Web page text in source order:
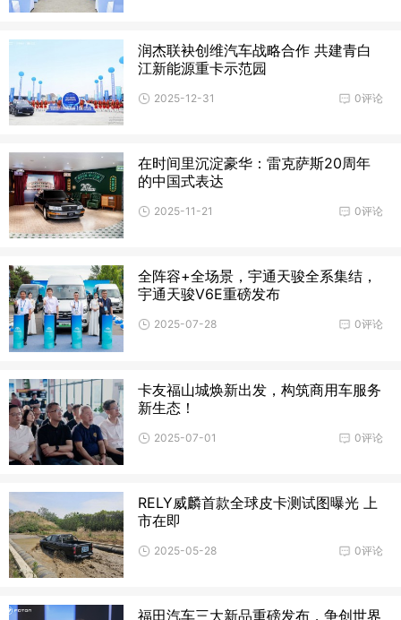
润杰联袂创维汽车战略合作 共建青白
江新能源重卡示范园
0评论
2025-12-31
在时间里沉淀豪华：雷克萨斯20周年
的中国式表达
0评论
2025-11-21
全阵容+全场景，宇通天骏全系集结，
宇通天骏V6E重磅发布
0评论
2025-07-28
卡友福山城焕新出发，构筑商用车服务
新生态！
0评论
2025-07-01
RELY威麟首款全球皮卡测试图曝光 上
市在即
0评论
2025-05-28
福田汽车三大新品重磅发布，争创世界